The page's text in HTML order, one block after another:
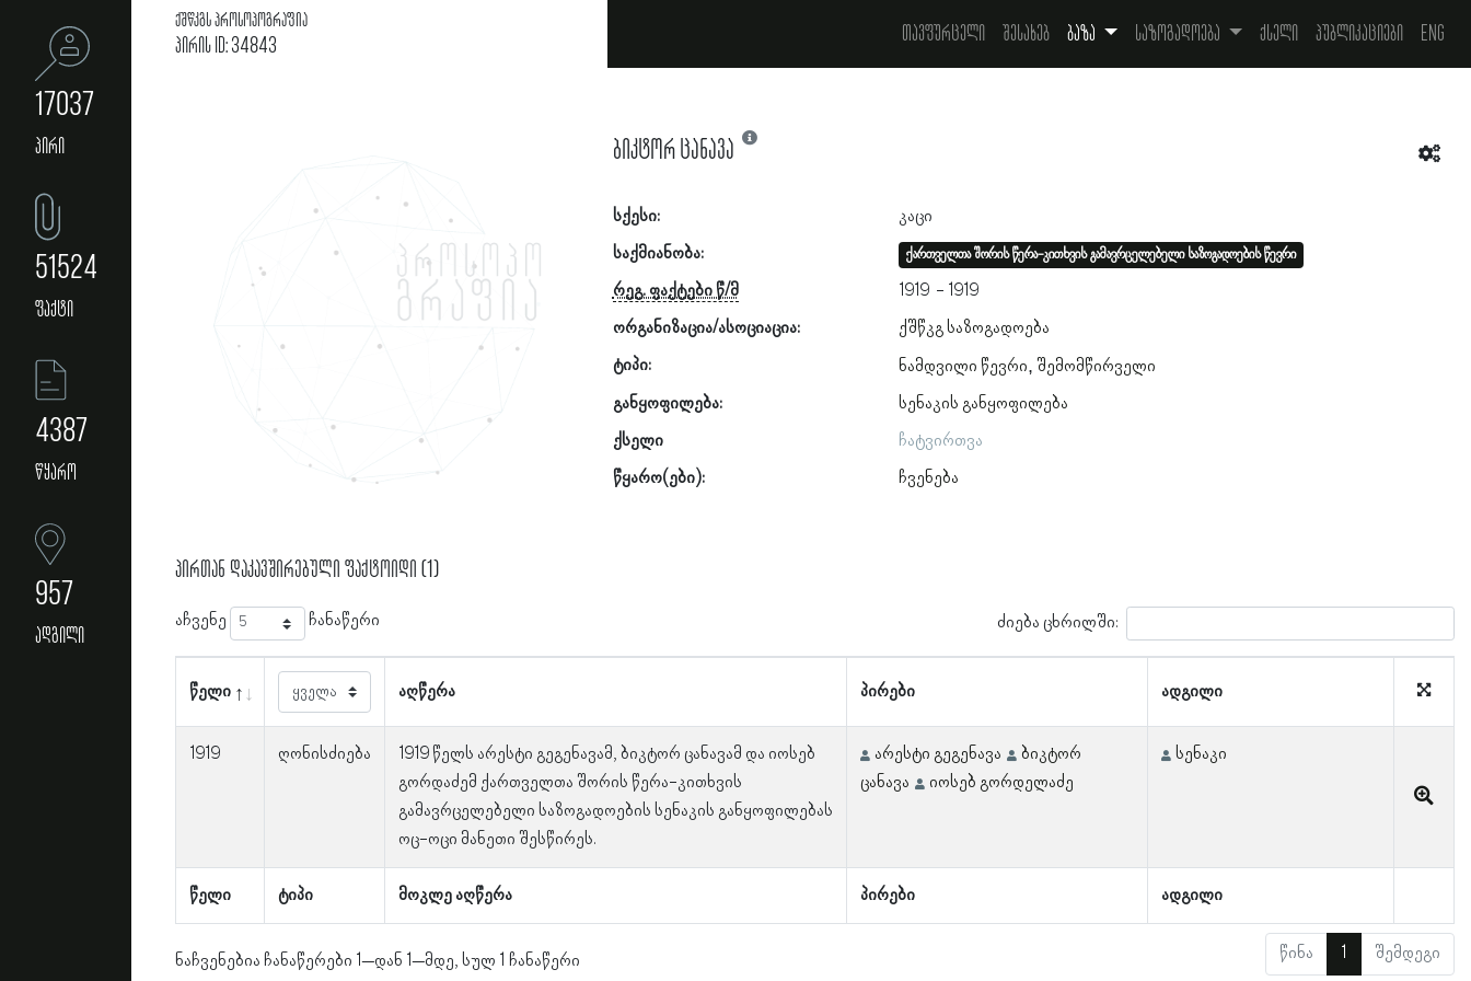
17037
პირი
51524
ფაქტი
4387
წყარო
957
ადგილი
ქშწკგს პროსოპოგრაფია
პირის ID: 34843 თავფურცელი შესახებ ბაზა საზოგადოება ქსელი პუბლიკაციები Eng
ბიკტორ ცანავა
სქესი:
კაცი
საქმიანობა:
ქართველთა შორის წერა-კითხვის გამავრცელებელი საზოგადოების წევრი
რეგ. ფაქტები წ/მ 1919
1919
ორგანიზაცია/ასოციაცია:
ქშწკგ საზოგადოება
ტიპი:
ნამდვილი წევრი შემომწირველი
განყოფილება:
სენაკის განყოფილება
ქსელი
ჩატვირთვა
წყარო(ები):
ჩვენება
პირთან დაკავშირებული ფაქტოიდი (1)
აჩვენე ჩანაწერი ძიება ცხრილში:
წელი აღწერა პირები ადგილი
წელი ტიპი მოკლე აღწერა პირები ადგილი
1919 ღონისძიება
1919 წელს არესტი გეგენავამ, ბიკტორ ცანავამ და იოსებ
გორდაძემ ქართველთა შორის წერა-კითხვის
გამავრცელებელი საზოგადოების სენაკის განყოფილებას
ოც-ოცი მანეთი შესწირეს.
არესტი გეგენავა
ბიკტორ
ცანავა
იოსებ გორდელაძე
სენაკი
ნაჩვენებია ჩანაწერები 1–დან 1–მდე, სულ 1 ჩანაწერი წინა 1 შემდეგი